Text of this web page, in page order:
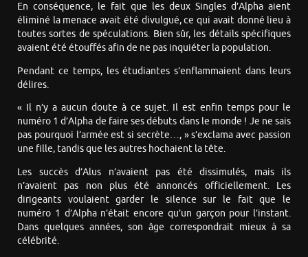
En conséquence, le fait que les deux Singles d’Alpha aient
éliminé la menace avait été divulgué, ce qui avait donné lieu à
toutes sortes de spéculations. Bien sûr, les détails spécifiques
avaient été étouffés afin de ne pas inquiéter la population.
Pendant ce temps, les étudiantes s’enflammaient dans leurs
délires.
« Il n’y a aucun doute à ce sujet. Il est enfin temps pour le
numéro 1 d’Alpha de faire ses débuts dans le monde ! Je ne sais
pas pourquoi l’armée est si secrète…, » s’exclama avec passion
une fille, tandis que les autres hochaient la tête.
Les succès d’Alus n’avaient pas été dissimulés, mais ils
n’avaient pas non plus été annoncés officiellement. Les
dirigeants voulaient garder le silence sur le fait que le
numéro 1 d’Alpha n’était encore qu’un garçon pour l’instant.
Dans quelques années, son âge correspondrait mieux à sa
célébrité.